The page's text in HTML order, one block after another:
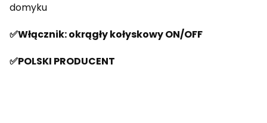
domyku
✅Włącznik: okrągły kołyskowy ON/OFF
✅POLSKI PRODUCENT